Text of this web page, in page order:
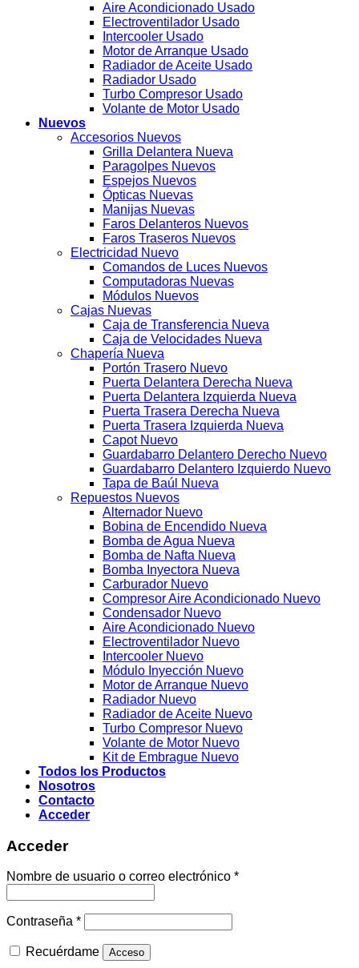
Aire Acondicionado Usado
Electroventilador Usado
Intercooler Usado
Motor de Arranque Usado
Radiador de Aceite Usado
Radiador Usado
Turbo Compresor Usado
Volante de Motor Usado
Nuevos
Accesorios Nuevos
Grilla Delantera Nueva
Paragolpes Nuevos
Espejos Nuevos
Ópticas Nuevas
Manijas Nuevas
Faros Delanteros Nuevos
Faros Traseros Nuevos
Electricidad Nuevo
Comandos de Luces Nuevos
Computadoras Nuevas
Módulos Nuevos
Cajas Nuevas
Caja de Transferencia Nueva
Caja de Velocidades Nueva
Chapería Nueva
Portón Trasero Nuevo
Puerta Delantera Derecha Nueva
Puerta Delantera Izquierda Nueva
Puerta Trasera Derecha Nueva
Puerta Trasera Izquierda Nueva
Capot Nuevo
Guardabarro Delantero Derecho Nuevo
Guardabarro Delantero Izquierdo Nuevo
Tapa de Baúl Nueva
Repuestos Nuevos
Alternador Nuevo
Bobina de Encendido Nueva
Bomba de Agua Nueva
Bomba de Nafta Nueva
Bomba Inyectora Nueva
Carburador Nuevo
Compresor Aire Acondicionado Nuevo
Condensador Nuevo
Aire Acondicionado Nuevo
Electroventilador Nuevo
Intercooler Nuevo
Módulo Inyección Nuevo
Motor de Arranque Nuevo
Radiador Nuevo
Radiador de Aceite Nuevo
Turbo Compresor Nuevo
Volante de Motor Nuevo
Kit de Embrague Nuevo
Todos los Productos
Nosotros
Contacto
Acceder
Acceder
Nombre de usuario o correo electrónico *Obligatorio
Contraseña *Obligatorio
Recuérdame Acceso